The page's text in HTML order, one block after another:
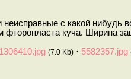
с какой нибудь
куча. Ширина
1306410.jpg (7.0 Kb) · 5582357.jpg